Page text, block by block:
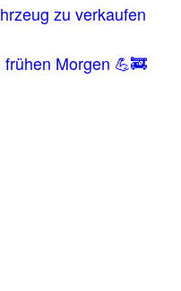
zu verkaufen
Morgen 💪🚒